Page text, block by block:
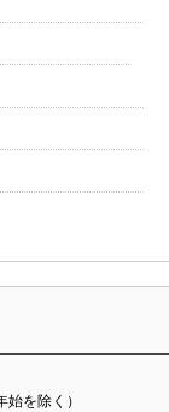
を除く）